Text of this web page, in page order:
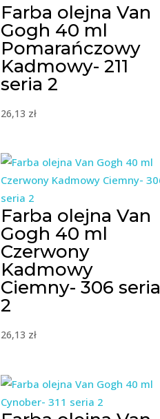
Farba olejna Van
Gogh 40 ml
Pomarańczowy
Kadmowy- 211
seria 2
26,13 zł
Farba olejna Van
Gogh 40 ml
Czerwony
Kadmowy
Ciemny- 306 seria
2
26,13 zł